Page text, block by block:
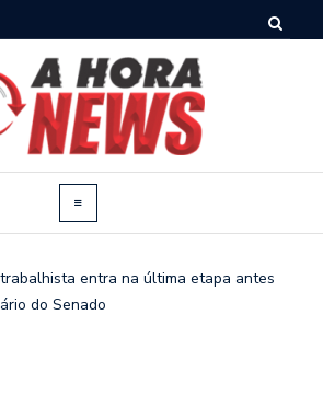
entra na última etapa antes
do Senado